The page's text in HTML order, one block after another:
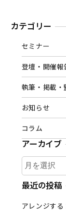
カテゴリー
セミナー
登壇・開催報
執筆・掲載・
お知らせ
コラム
アーカイブ
ア
ー
カ
ブ
最近の投稿
アレンジする